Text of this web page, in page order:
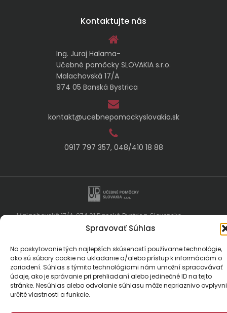
Spravovať Súhlas
Na poskytovanie tých najlepších skúseností používame technológie,
ako sú súbory cookie na ukladanie a/alebo prístup k informáciám o
zariadení. Súhlas s týmito technológiami nám umožní spracovávať
údaje, ako je správanie pri prehliadaní alebo jedinečné ID na tejto
stránke. Nesúhlas alebo odvolanie súhlasu môže nepriaznivo
určité vlastnosti a funkcie.
Kontaktujte nás
Ing. Juraj Halama-
Učebné pomôcky SLOVAKIA s.r.o.
Malachovská 17/A
974 05 Banská Bystrica
kontakt@ucebnepomockyslovakia.sk
0917 797 357, 048/410 18 88
Malachovská 17/A, 974 01 Banská Bystrica, Slovensko
kontakt@ucebnepomockyslovakia.sk
© 2024 Učebné pomôcky Slovakia. Všetky práva vyhradené.
Designed by
pcteam.sk